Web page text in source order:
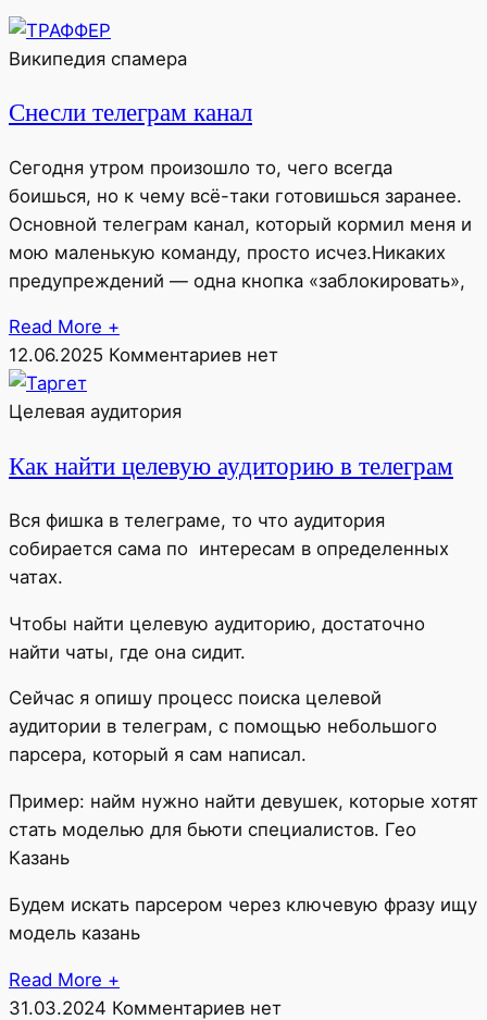
Википедия спамера
Снесли телеграм канал
Сегодня утром произошло то, чего всегда
боишься, но к чему всё-таки готовишься заранее.
Основной телеграм канал, который кормил меня и
мою маленькую команду, просто исчез.Никаких
предупреждений — одна кнопка «заблокировать»,
Read More +
12.06.2025 Комментариев нет
Целевая аудитория
Как найти целевую аудиторию в телеграм
Вся фишка в телеграме, то что аудитория
собирается сама по интересам в определенных
чатах.
Чтобы найти целевую аудиторию, достаточно
найти чаты, где она сидит.
Сейчас я опишу процесс поиска целевой
аудитории в телеграм, с помощью небольшого
парсера, который я сам написал.
Пример: найм нужно найти девушек, которые хотят
стать моделью для бьюти специалистов. Гео
Казань
Будем искать парсером через ключевую фразу ищу
модель казань
Read More +
31.03.2024 Комментариев нет